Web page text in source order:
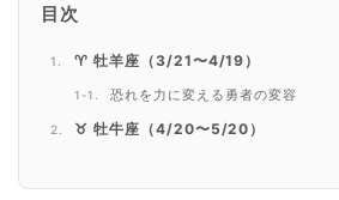
目次
♈ 牡羊座（3/21〜4/19）
恐れを力に変える勇者の変容
♉ 牡牛座（4/20〜5/20）